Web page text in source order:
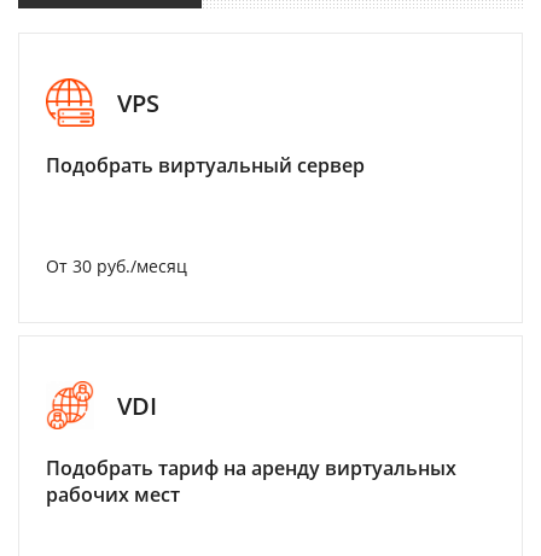
VPS
Подобрать виртуальный сервер
От 30 руб./месяц
VDI
Подобрать тариф на аренду виртуальных
рабочих мест